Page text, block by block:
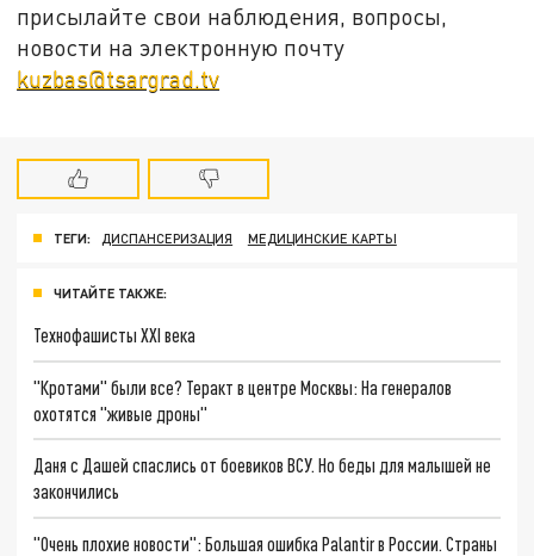
присылайте свои наблюдения, вопросы,
новости на электронную почту
kuzbas@tsargrad.tv
ТЕГИ: ДИСПАНСЕРИЗАЦИЯ МЕДИЦИНСКИЕ КАРТЫ
ЧИТАЙТЕ ТАКЖЕ:
Технофашисты XXI века
"Кротами" были все? Теракт в центре Москвы: На генералов
охотятся "живые дроны"
Даня с Дашей спаслись от боевиков ВСУ. Но беды для малышей не
закончились
"Очень плохие новости": Большая ошибка Palantir в России. Страны